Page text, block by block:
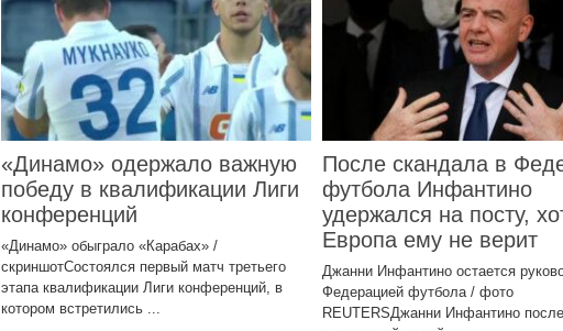
«Динамо» одержало важную
победу в квалификации Лиги
конференций
«Динамо» обыграло «Карабах» /
скриншотСостоялся первый матч третьего
этапа квалификации Лиги конференций, в
котором встретились ...
После скандала в
футбола Инфантино
удержался на посту,
Европа ему не верит
Джанни Инфантино остается
Федерацией футбола / фото
REUTERSДжанни Инфантино